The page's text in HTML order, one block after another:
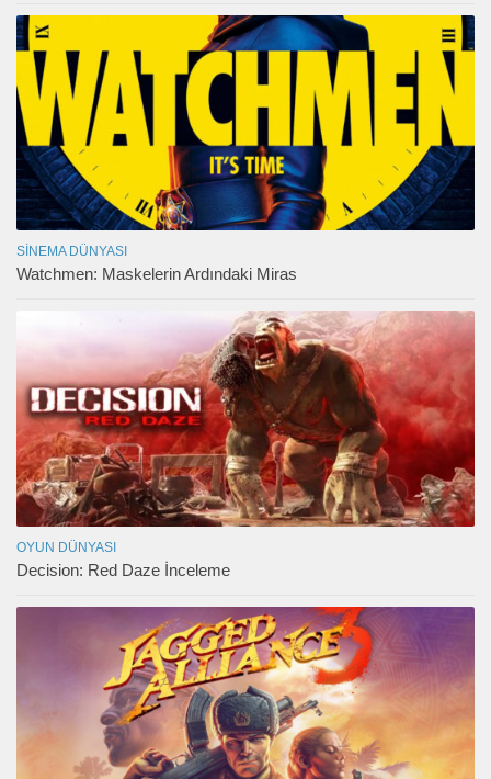
SINEMA DÜNYASI
Watchmen: Maskelerin Ardındaki Miras
OYUN DÜNYASI
Decision: Red Daze İnceleme